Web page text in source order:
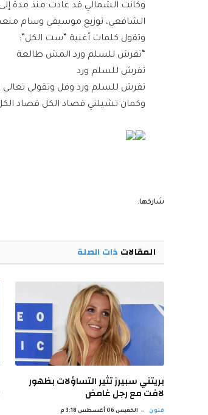
وكانت الشمالي قد عادت منذ مدة
الشافعي، توزيع موسيقي وسام
وتقول كلمات أغنية “ست الكل”:
“تفرش للسلم ورد المش طالعة
تفرش للسلم ورد
تفرش للسلم ورد وفل وتقولي
وكمان تشيلني قصاد الكل قصاد
شاركها.
المقالات ذات الصلة
بريتني سبيرز تثير التساؤلات بظهور
لافت مع رجل غامض
فنون الخميس 06 أغسطس 3:18 م